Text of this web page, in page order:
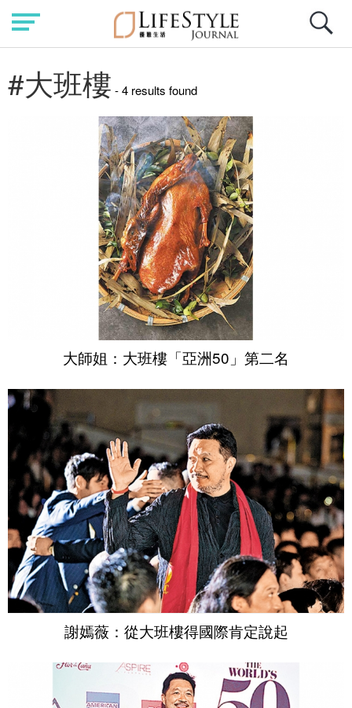
#大班樓 - 4 results found
大師姐：大班樓「亞洲50」第二名
謝嫣薇：從大班樓得國際肯定說起